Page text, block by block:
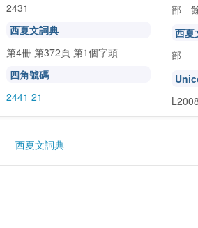
2431
西夏文詞典
第4冊 第372頁 第1個字頭
四角號碼
2441 21
部
西夏
部
西夏文詞典